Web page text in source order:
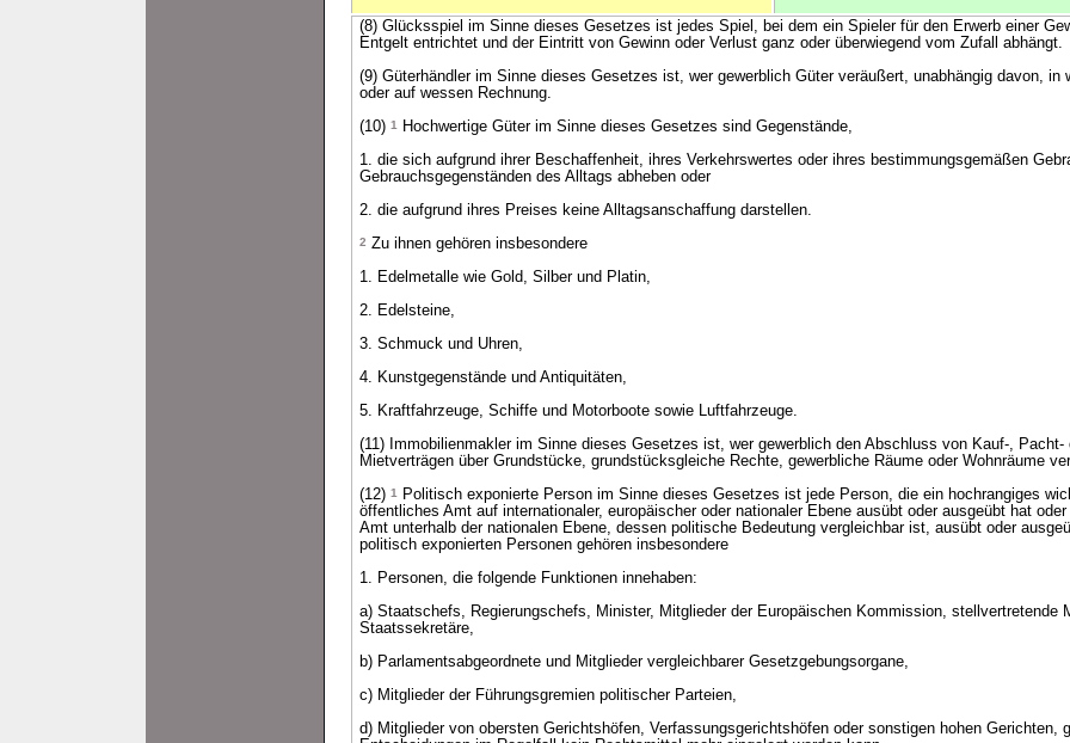
(8) Glücksspiel im Sinne dieses Gesetzes ist jedes Spiel, bei dem ein Spieler für den Erwerb einer
Entgelt entrichtet und der Eintritt von Gewinn oder Verlust ganz oder überwiegend vom Zufall abhängt.
(9) Güterhändler im Sinne dieses Gesetzes ist, wer gewerblich Güter veräußert, unabhängig davon, in
oder auf wessen Rechnung.
(10) 1
Hochwertige Güter im Sinne dieses Gesetzes sind Gegenstände,
1. die sich aufgrund ihrer Beschaffenheit, ihres Verkehrswertes oder ihres bestimmungsgemäßen
Gebrauchsgegenständen des Alltags abheben oder
2. die aufgrund ihres Preises keine Alltagsanschaffung darstellen.
2 Zu ihnen gehören insbesondere
1. Edelmetalle wie Gold, Silber und Platin,
2. Edelsteine,
3. Schmuck und Uhren,
4. Kunstgegenstände und Antiquitäten,
5. Kraftfahrzeuge, Schiffe und Motorboote sowie Luftfahrzeuge.
(11) Immobilienmakler im Sinne dieses Gesetzes ist, wer gewerblich den Abschluss von Kauf-, Pacht-
Mietverträgen über Grundstücke, grundstücksgleiche Rechte, gewerbliche Räume oder Wohnräume
(12) 1
Politisch exponierte Person im Sinne dieses Gesetzes ist jede Person, die ein hochrangiges
öffentliches Amt auf internationaler, europäischer oder nationaler Ebene ausübt oder ausgeübt hat
Amt unterhalb der nationalen Ebene, dessen politische Bedeutung vergleichbar ist, ausübt oder
politisch exponierten Personen gehören insbesondere
1. Personen, die folgende Funktionen innehaben:
a) Staatschefs, Regierungschefs, Minister, Mitglieder der Europäischen Kommission, stellvertretende
Staatssekretäre,
b) Parlamentsabgeordnete und Mitglieder vergleichbarer Gesetzgebungsorgane,
c) Mitglieder der Führungsgremien politischer Parteien,
d) Mitglieder von obersten Gerichtshöfen, Verfassungsgerichtshöfen oder sonstigen hohen Gerichten,